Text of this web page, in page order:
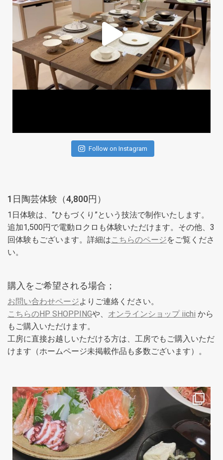
Follow on Instagram
1日陶芸体験（4,800円）
1日体験は、”ひもづくり”という技法で制作いたします。
追加1,500円で電動ロクロも体験いただけます。その他、3
回体験もございます。詳細はこちらのページをご覧くださ
い。
購入をご希望される場合；
お問い合わせページよりご連絡ください。
こちらのHP SHOPPINGや、 オンラインショップ iichi から
もご購入いただけます。
工房に直接お越しいただける方は、工房でもご購入いただ
けます（ホームページ未掲載作品も多数ございます）。